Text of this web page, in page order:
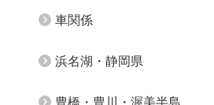
車関係
浜名湖・静岡県
豊橋・豊川・渥美半島